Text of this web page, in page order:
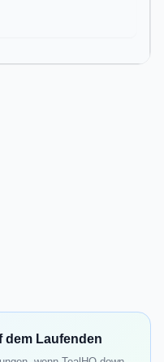
dem Laufenden